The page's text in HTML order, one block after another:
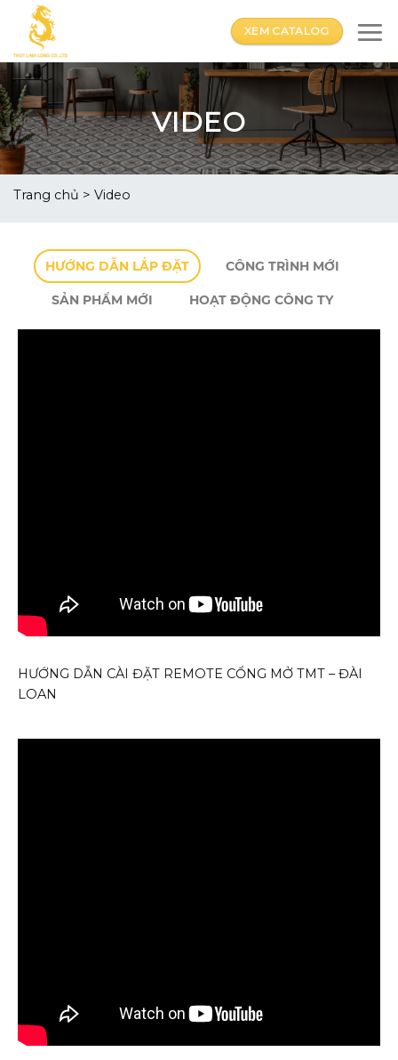
content
XEM CATALOG
VIDEO
Trang chủ > Video
HƯỚNG DẪN LẮP ĐẶT CÔNG TRÌNH MỚI
SẢN PHẨM MỚI HOẠT ĐỘNG CÔNG TY
HƯỚNG DẪN CÀI ĐẶT REMOTE CỔNG MỞ TMT – ĐÀI
LOAN